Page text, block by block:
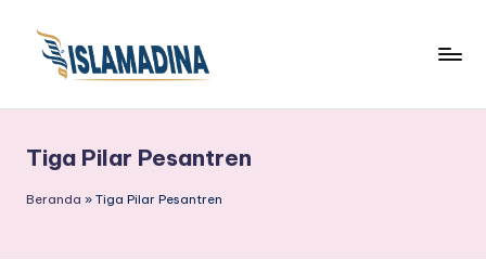
Tiga Pilar Pesantren
Beranda » Tiga Pilar Pesantren